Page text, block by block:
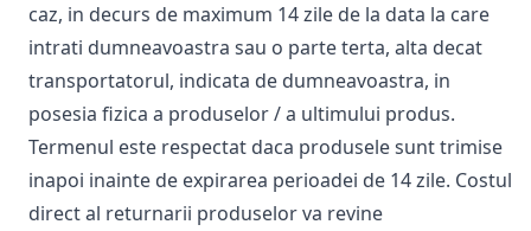
caz, in decurs de maximum 14 zile de la data la care
intrati dumneavoastra sau o parte terta, alta decat
transportatorul, indicata de dumneavoastra, in
posesia fizica a produselor / a ultimului produs.
Termenul este respectat daca produsele sunt trimise
inapoi inainte de expirarea perioadei de 14 zile. Costul
direct al returnarii produselor va revine